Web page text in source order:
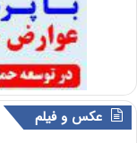
عکس و فیلم